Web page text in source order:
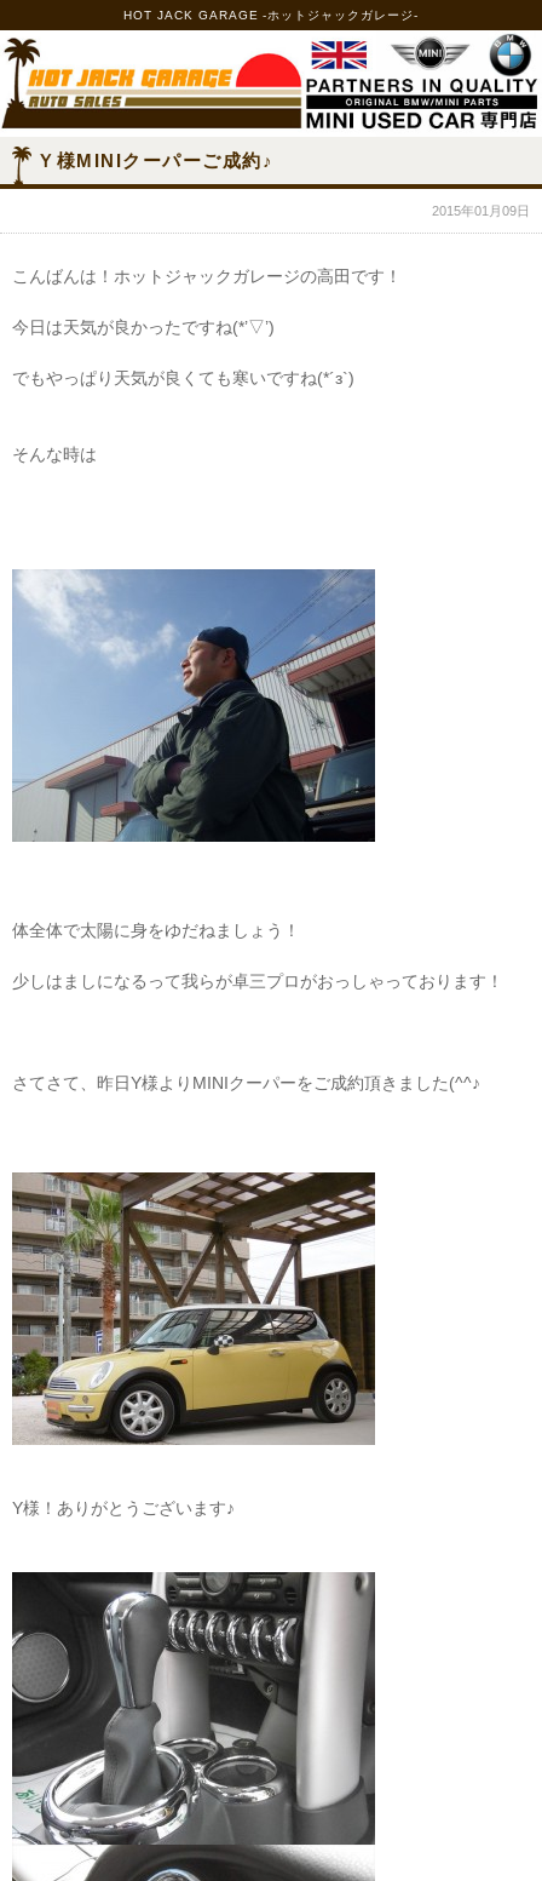
HOT JACK GARAGE -ホットジャックガレージ-
Ｙ様MINIクーパーご成約♪
2015年01月09日
こんばんは！ホットジャックガレージの高田です！
今日は天気が良かったですね(*’▽’)
でもやっぱり天気が良くても寒いですね(*´з`)
そんな時は
体全体で太陽に身をゆだねましょう！
少しはましになるって我らが卓三プロがおっしゃっております！
さてさて、昨日Y様よりMINIクーパーをご成約頂きました(^^♪
Y様！ありがとうございます♪